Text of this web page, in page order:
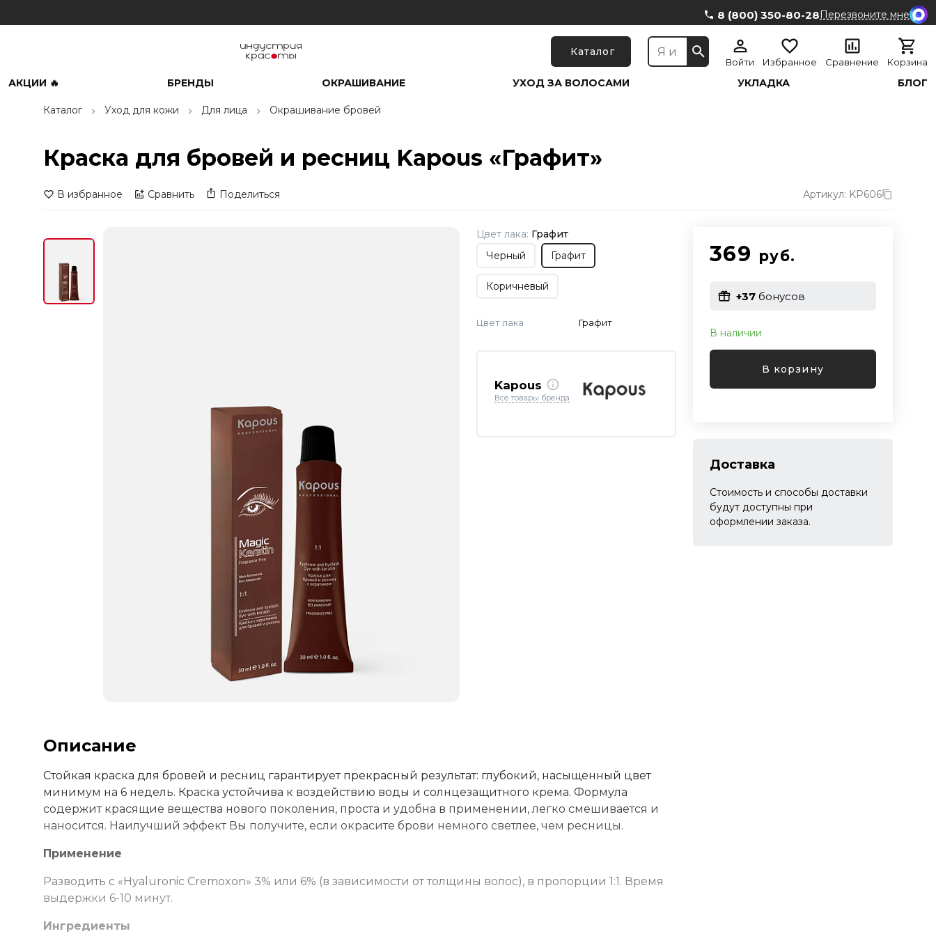
8 (800) 350-80-28Перезвоните мне
Каталог
Войти Избранное Сравнение Корзина
АКЦИИ 🔥 БРЕНДЫ ОКРАШИВАНИЕ УХОД ЗА ВОЛОСАМИ УКЛАДКА БЛОГ
Каталог Уход для кожи Для лица Окрашивание бровей
Краска для бровей и ресниц Kapous «Графит»
В избранное Сравнить Поделиться Артикул: KP606
Цвет лака: Графит
Черный
Графит
Коричневый
Цвет лака Графит
Kapous
Все товары бренда
369 руб.
+37бонусов
В наличии
В корзину
Доставка
Стоимость и способы доставки
будут доступны при
оформлении заказа.
Описание
Стойкая краска для бровей и ресниц гарантирует прекрасный результат: глубокий, насыщенный цвет
минимум на 6 недель. Краска устойчива к воздействию воды и солнцезащитного крема. Формула
содержит красящие вещества нового поколения, проста и удобна в применении, легко смешивается и
наносится. Наилучший эффект Вы получите, если окрасите брови немного светлее, чем ресницы.
Применение
Разводить с «Hyaluronic Cremoxon» 3% или 6% (в зависимости от толщины волос), в пропорции 1:1. Время
выдержки 6-10 минут.
Ингредиенты